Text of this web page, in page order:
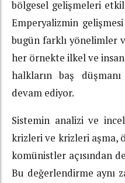
bölgesel gelişmeleri
Emperyalizmin
bugün farklı yönelimler
her örnekte ilkel ve
halkların baş
devam ediyor.
Sistemin analizi ve
krizleri ve krizleri aşma,
komünistler açısından
Bu değerlendirme aynı